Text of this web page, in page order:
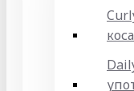
коса